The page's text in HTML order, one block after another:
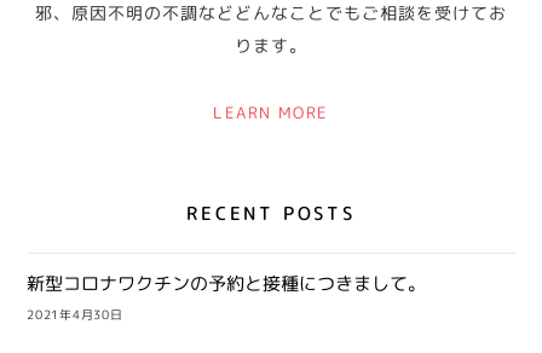
邪、原因不明の不調などどんなことでもご相談を受けてお
ります。
LEARN MORE
RECENT POSTS
新型コロナワクチンの予約と接種につきまして。
2021年4月30日